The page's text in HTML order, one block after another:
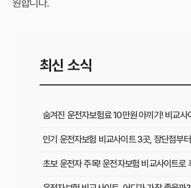
원합니다.
최신 소식